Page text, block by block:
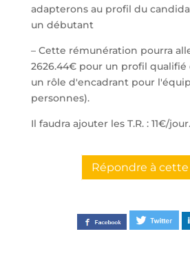
adapterons au profil du
un débutant
– Cette rémunération pourra
2626.44€ pour un profil qualifié
un rôle d'encadrant pour
personnes).
Il faudra ajouter les T.R. : 11€/jour.
Répondre à cette